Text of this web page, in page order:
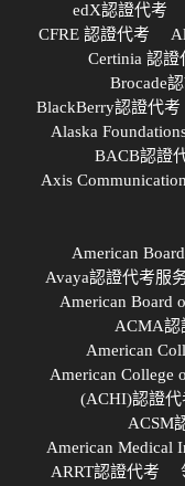
edX認證代考
CFRE 認證代考
Certinia 認證
Brocade
BlackBerry認證代考
Alaska
BACB認證
Axis
American
Avaya認證代考服
American Board
ACMA認
American
American College
(ACHI)認證
ACSM
American Medical
ARRT認證代考